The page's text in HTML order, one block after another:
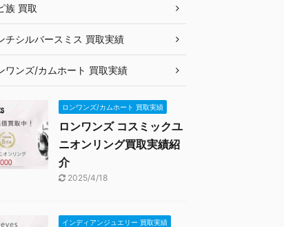
族 買取
チシルバースミス 買取実績
ワンズ/カムホート 買取実績
ロンワンズ/カムホート 買取実績
ロンワンズ コスミックユ
ニオンリング買取実績紹
介
2025/4/18
インディアンジュエリー 買取実績